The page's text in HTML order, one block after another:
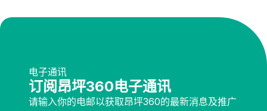
电子通讯
订阅昂坪360电子通讯
请输入你的电邮以获取昂坪360的最新消息及推广